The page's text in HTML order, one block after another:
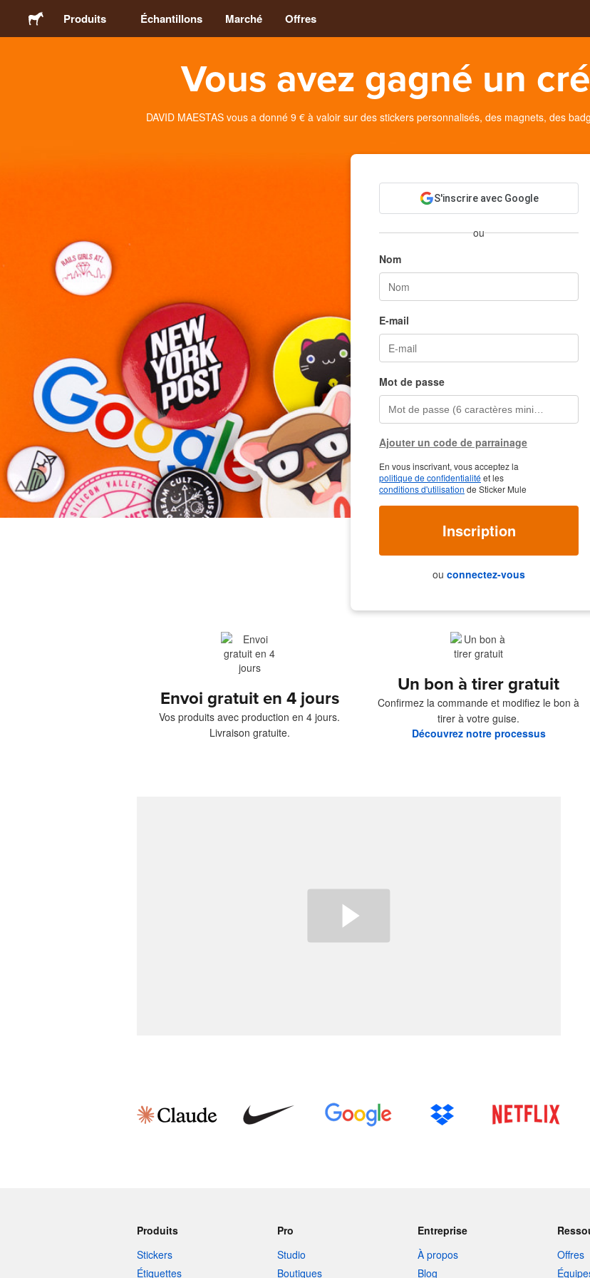
Produits
Emballage
Vêtements
Acryliques
Plus de produits
Échantillons
Échantillons Marché Offres
Vous avez gagné un
DAVID MAESTAS vous a donné 9 € à valoir sur des stickers personnalisés, des magnets, des
S'inscrire avec Google
ou
Nom
E-mail
Mot de passe
Ajouter un code de parrainage
En vous inscrivant, vous acceptez la
politique de confidentialitéet les
conditions d'utilisation de Sticker Mule
Inscription
ou connectez-vous
Envoi gratuit en 4 jours
Vos produits avec production en 4 jours.
Livraison gratuite.
Un bon à tirer gratuit
Confirmez la commande et modifiez le bon à
tirer à votre guise.
Découvrez notre processus
Produits
Stickers
Étiquettes
Pro
Studio
Boutiques
Entreprise
À propos
Blog
Offres